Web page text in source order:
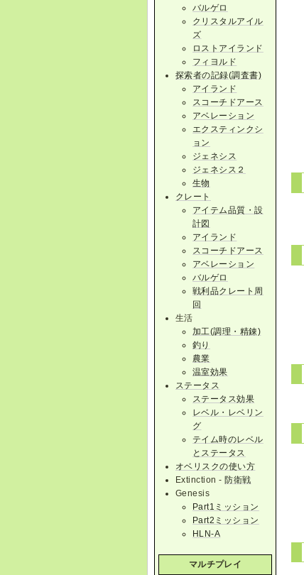
バルゲロ
クリスタルアイル
ズ
ロストアイランド
フィヨルド
探索者の記録(調査書)
アイランド
スコーチドアース
アベレーション
エクスティンクシ
ョン
ジェネシス
ジェネシス２
生物
クレート
アイテム品質・設
計図
アイランド
スコーチドアース
アベレーション
バルゲロ
戦利品クレート周
回
生活
加工(調理・精錬)
釣り
農業
温室効果
ステータス
ステータス効果
レベル・レベリン
グ
テイム時のレベル
とステータス
オベリスクの使い方
Extinction - 防衛戦
Genesis
Part1ミッション
Part2ミッション
HLN-A
マルチプレイ